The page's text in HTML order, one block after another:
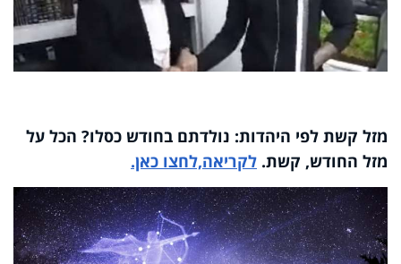
מזל קשת לפי היהדות: נולדתם בחודש כסלו? הכל על
מזל החודש, קשת. לקריאה,לחצו כאן.